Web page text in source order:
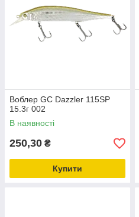
Воблер GC Dazzler 115SP
15.3г 002
В наявності
250,30 ₴
Купити